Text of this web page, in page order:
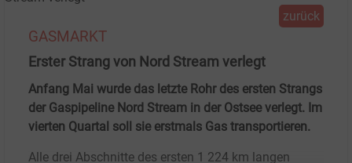
zurück
GASMARKT
Erster Strang von Nord Stream verlegt
Anfang Mai wurde das letzte Rohr des ersten Strangs
der Gaspipeline Nord Stream in der Ostsee verlegt. Im
vierten Quartal soll sie erstmals Gas transportieren.
Alle drei Abschnitte des ersten 1 224 km langen